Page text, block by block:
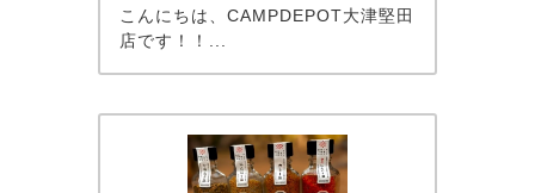
こんにちは、CAMPDEPOT大津堅田
店です！！...